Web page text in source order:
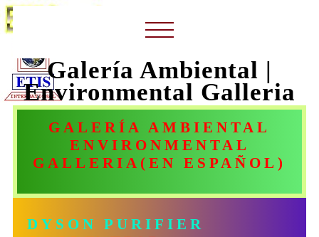
Galería Ambiental |
Environmental Galleria
GALERÍA AMBIENTAL
ENVIRONMENTAL
GALLERIA( EN ESPAÑOL)
DYSON PURIFIER